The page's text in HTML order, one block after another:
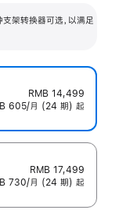
架转换器可选，以满足
RMB 14,499
605/月 (24 期) 起
RMB 17,499
730/月 (24 期) 起